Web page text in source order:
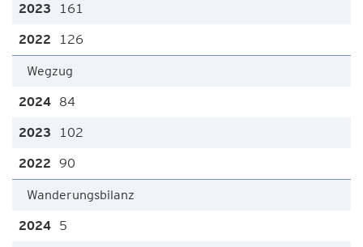
161
126
Wegzug
84
102
90
Wanderungsbilanz
5